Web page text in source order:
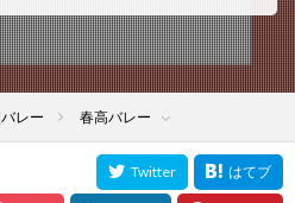
レー 春高バレー